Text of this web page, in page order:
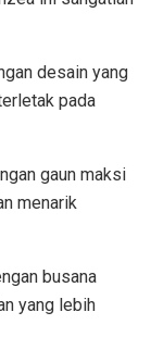
desain yang
pada
gaun maksi
menarik
busana
yang lebih